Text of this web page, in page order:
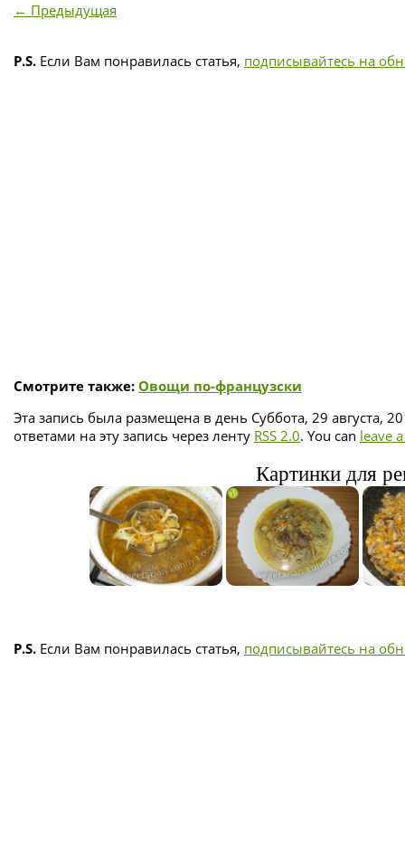
← Предыдущая
P.S. Если Вам понравилась статья, подписывайтесь на
Смотрите также: Овощи по-французски
Эта запись была размещена в день Суббота, 29 августа,
ответами на эту запись через ленту RSS 2.0. You can leave
Картинки для
P.S. Если Вам понравилась статья, подписывайтесь на